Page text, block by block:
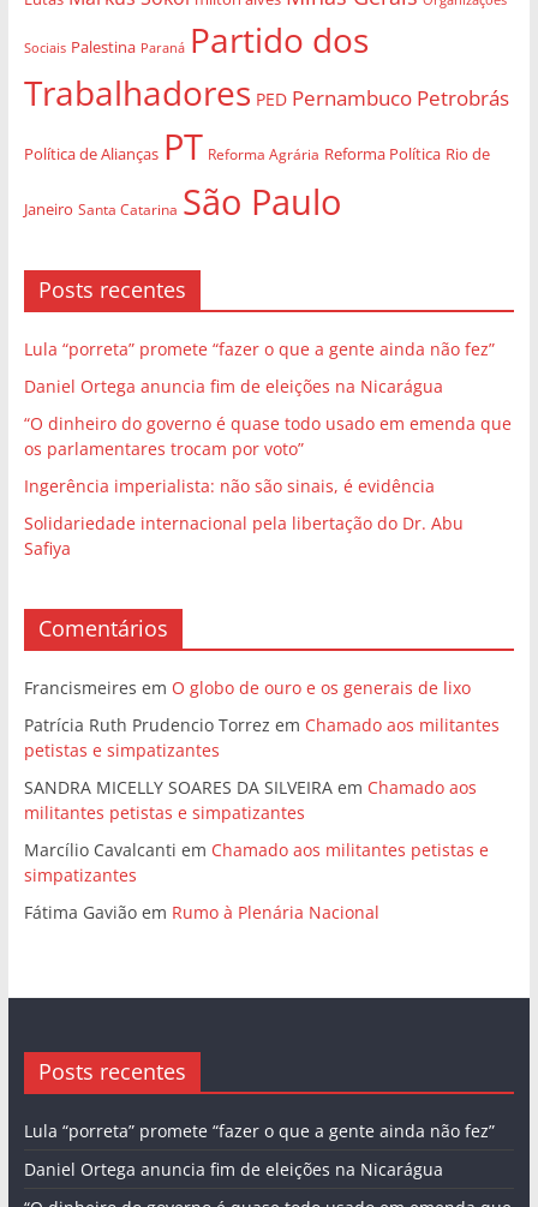
Sociais Palestina Paraná Partido dos
Trabalhadores PED Pernambuco Petrobrás
Política de Alianças PT Reforma Agrária Reforma Política Rio de
Janeiro Santa Catarina São Paulo
Posts recentes
Lula “porreta” promete “fazer o que a gente ainda não fez”
Daniel Ortega anuncia fim de eleições na Nicarágua
“O dinheiro do governo é quase todo usado em emenda que
os parlamentares trocam por voto”
Ingerência imperialista: não são sinais, é evidência
Solidariedade internacional pela libertação do Dr. Abu
Safiya
Comentários
Francismeires em O globo de ouro e os generais de lixo
Patrícia Ruth Prudencio Torrez em Chamado aos militantes
petistas e simpatizantes
SANDRA MICELLY SOARES DA SILVEIRAem Chamado aos
militantes petistas e simpatizantes
Marcílio Cavalcanti em Chamado aos militantes petistas e
simpatizantes
Fátima Gaviãoem Rumo à Plenária Nacional
Posts recentes
Lula “porreta” promete “fazer o que a gente ainda não fez”
Daniel Ortega anuncia fim de eleições na Nicarágua